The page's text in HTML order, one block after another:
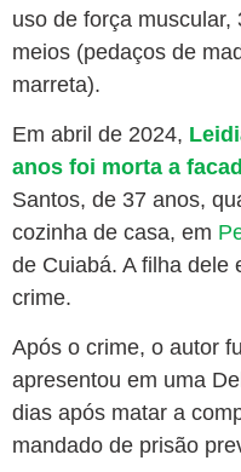
uso de força
meios (pedaços de
marreta).
Em abril de 2024,
anos foi morta a
Santos, de 37 anos,
cozinha de casa, em
de Cuiabá. A filha dele
crime.
Após o crime, o autor
apresentou em uma
dias após matar a
mandado de prisão